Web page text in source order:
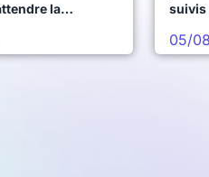
la
suivis
05/